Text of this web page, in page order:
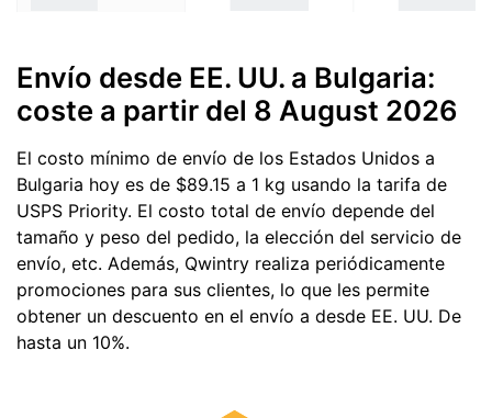
Envío desde EE. UU. a Bulgaria:
coste a partir del 8 August 2026
El costo mínimo de envío de los Estados Unidos a
Bulgaria hoy es de $89.15 a 1 kg usando la tarifa de
USPS Priority. El costo total de envío depende del
tamaño y peso del pedido, la elección del servicio de
envío, etc. Además, Qwintry realiza periódicamente
promociones para sus clientes, lo que les permite
obtener un descuento en el envío a desde EE. UU. De
hasta un 10%.